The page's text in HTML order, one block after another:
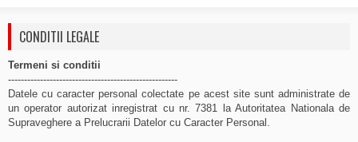
CONDITII LEGALE
Termeni si conditii
-----------------------------------------------------
Datele cu caracter personal colectate pe acest site sunt administrate de
un operator autorizat inregistrat cu nr. 7381 la Autoritatea Nationala de
Supraveghere a Prelucrarii Datelor cu Caracter Personal.